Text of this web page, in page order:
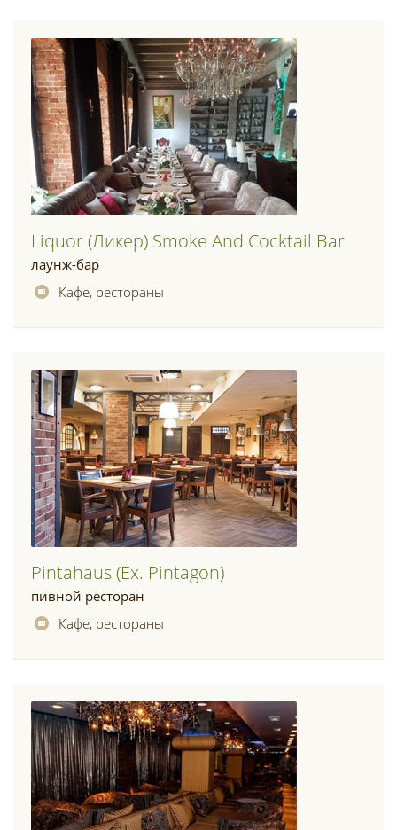
Liquor (ликер) Smoke And Cocktail Bar
лаунж-бар
Кафе, рестораны
Pintahaus (ex. Pintagon)
пивной ресторан
Кафе, рестораны